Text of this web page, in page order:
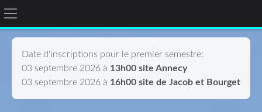
Passer au contenu principal
Date d'inscriptions pour le premier semestre:
03 septembre 2026 à 13h00 site Annecy
03 septembre 2026 à 16h00 site de Jacob et Bourget
Panneau latéral